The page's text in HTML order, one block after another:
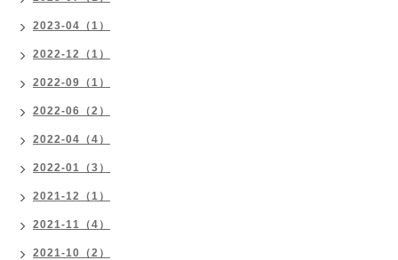
2023-04（1）
2022-12（1）
2022-09（1）
2022-06（2）
2022-04（4）
2022-01（3）
2021-12（1）
2021-11（4）
2021-10（2）